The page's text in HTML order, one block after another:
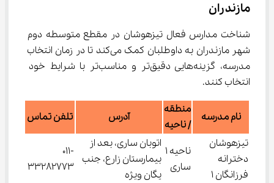
مازندران
شناخت مدارس فعال تیزهوشان در مقطع متوسطه دوم
شهر مازندران به داوطلبان کمک می‌کند تا در زمان انتخاب
مدرسه، گزینه‌هایی دقیق‌تر و مناسب‌تر با شرایط خود
انتخاب کنند.
نام مدرسه
منطقه
/ ناحیه
آدرس
تلفن تماس
تیزهوشان
دخترانه
فرزانگان 1
ناحیه 1
ساری
اتوبان ساری، بعد از
بیمارستان زارع، جنب
یگان ویژه
011-
33282773